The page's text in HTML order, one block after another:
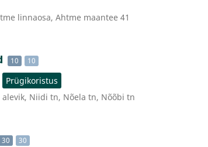
linnaosa, Ahtme maantee 41
10 10
Prügikoristus
alevik, Niidi tn, Nõela tn, Nõõbi tn
30 30